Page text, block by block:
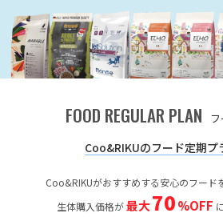
FOOD REGULAR PLAN
Coo&RIKUのフード定期プ
Coo&RIKUがおすすめする安心のフード
生体購入価格が最大70%OFF